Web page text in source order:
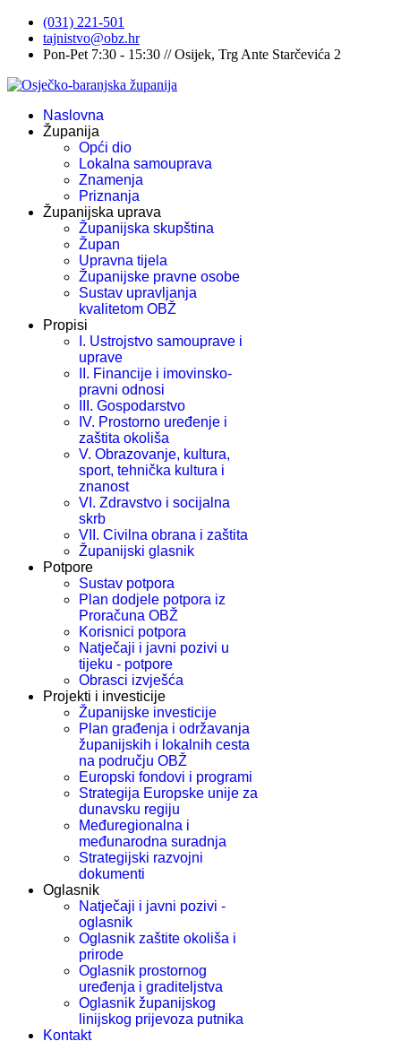
(031) 221-501
tajnistvo@obz.hr
Pon-Pet 7:30 - 15:30 // Osijek, Trg Ante Starčevića 2
Naslovna
Županija
Opći dio
Lokalna samouprava
Znamenja
Priznanja
Županijska uprava
Županijska skupština
Župan
Upravna tijela
Županijske pravne osobe
Sustav upravljanja
kvalitetom OBŽ
Propisi
I. Ustrojstvo samouprave i
uprave
II. Financije i imovinsko-
pravni odnosi
III. Gospodarstvo
IV. Prostorno uređenje i
zaštita okoliša
V. Obrazovanje, kultura,
sport, tehnička kultura i
znanost
VI. Zdravstvo i socijalna
skrb
VII. Civilna obrana i zaštita
Županijski glasnik
Potpore
Sustav potpora
Plan dodjele potpora iz
Proračuna OBŽ
Korisnici potpora
Natječaji i javni pozivi u
tijeku - potpore
Obrasci izvješća
Projekti i investicije
Županijske investicije
Plan građenja i održavanja
županijskih i lokalnih cesta
na području OBŽ
Europski fondovi i programi
Strategija Europske unije za
dunavsku regiju
Međuregionalna i
međunarodna suradnja
Strategijski razvojni
dokumenti
Oglasnik
Natječaji i javni pozivi -
oglasnik
Oglasnik zaštite okoliša i
prirode
Oglasnik prostornog
uređenja i graditeljstva
Oglasnik županijskog
linijskog prijevoza putnika
Kontakt